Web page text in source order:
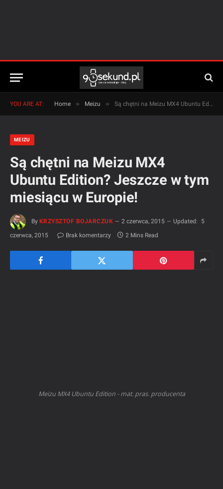
YOU ARE AT: Home » Meizu » Są chętni na Meizu MX4 Ubuntu Edition? Jeszcze w tym miesiącu w Europie!
MEIZU
Są chętni na Meizu MX4
Ubuntu Edition? Jeszcze w tym
miesiącu w Europie!
By KRZYSZTOF BOJARCZUK 2 czerwca, 2015 Updated:
5
czerwca, 2015
Brak komentarzy 2 Mins Read
Meizu MX4 Ubuntu Edition - mat. pras. producenta